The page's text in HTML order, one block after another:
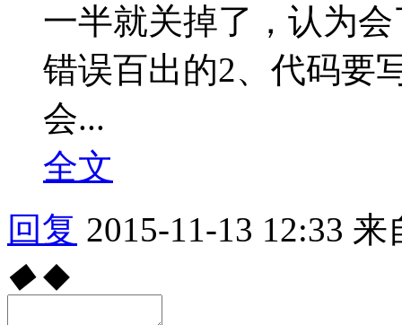
一半就关掉了，认为
错误百出的2、代码要
会...
全文
回复 2015-11-13 12:33 来
◆ ◆